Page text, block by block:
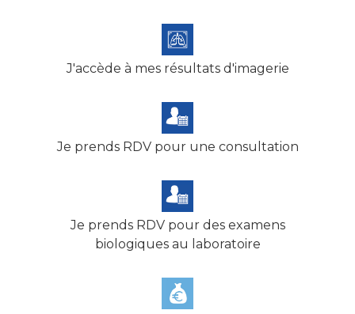
J'accède à mes résultats d'imagerie
Je prends RDV pour une consultation
Je prends RDV pour des examens
biologiques au laboratoire